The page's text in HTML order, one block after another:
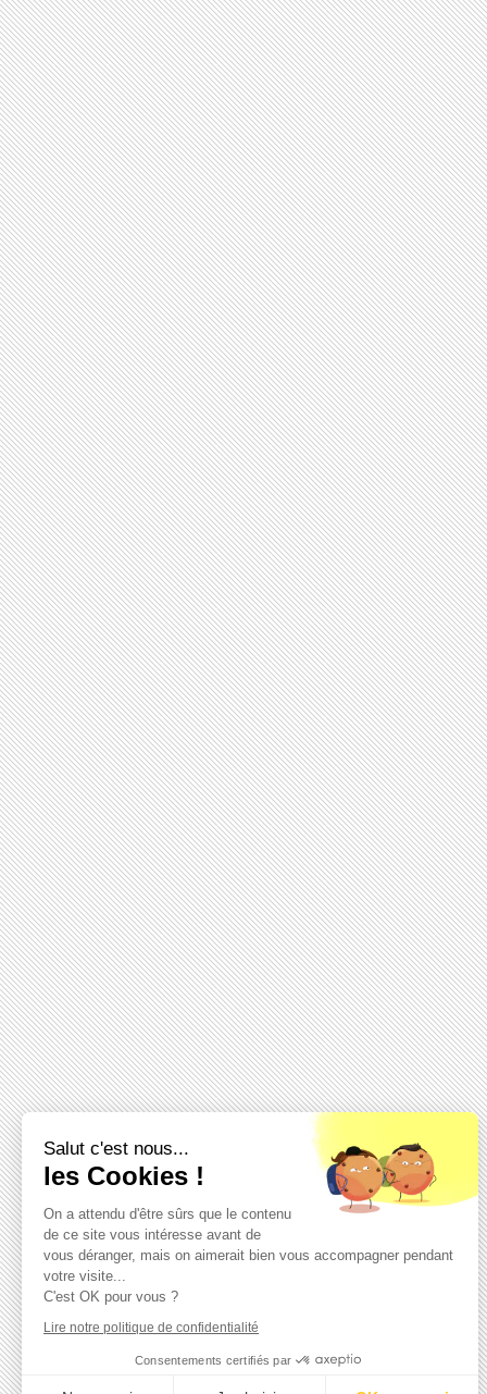
Salut c'est nous...
les Cookies !
On a attendu d'être sûrs que le contenu
de ce site vous intéresse avant de
vous déranger, mais on aimerait bien vous accompagner pendant
votre visite...
C'est OK pour vous ?
Lire notre politique de confidentialité
Consentements certifiés par